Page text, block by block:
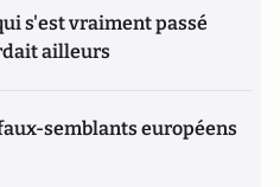
s'est vraiment passé
ailleurs
semblants européens